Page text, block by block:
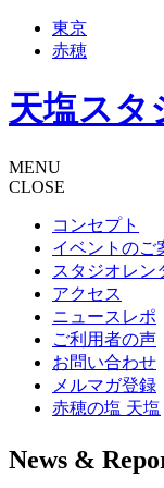
東京
赤穂
天塩スタ
MENU
CLOSE
コンセプト
イベントのご
スタジオレン
アクセス
ニュースレポ
ご利用者の声
お問い合わせ
メルマガ登録
赤穂の塩 天塩
News &